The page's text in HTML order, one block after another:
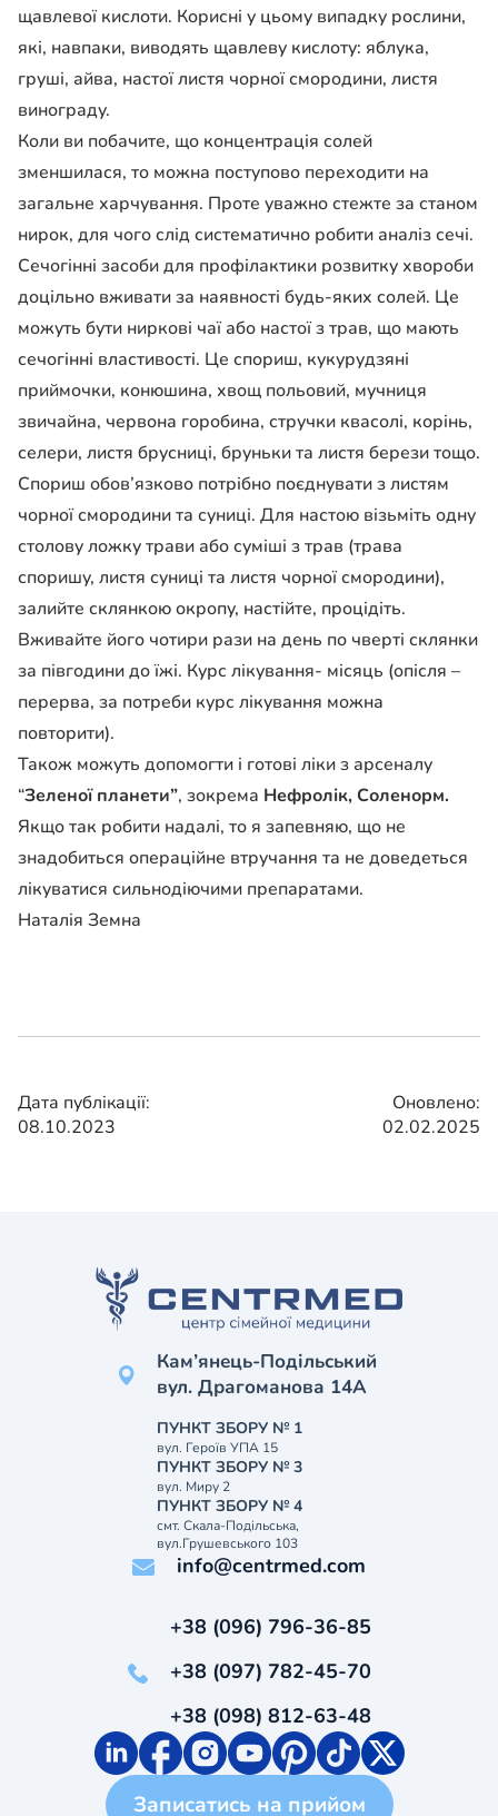
щавлевої кислоти. Корисні у цьому випадку рослини,
які, навпаки, виводять щавлеву кислоту: яблука,
груші, айва, настої листя чорної смородини, листя
винограду.
Коли ви побачите, що концентрація солей
зменшилася, то можна поступово переходити на
загальне харчування. Проте уважно стежте за станом
нирок, для чого слід систематично робити аналіз сечі.
Сечогінні засоби для профілактики розвитку хвороби
доцільно вживати за наявності будь-яких солей. Це
можуть бути ниркові чаї або настої з трав, що мають
сечогінні властивості. Це спориш, кукурудзяні
приймочки, конюшина, хвощ польовий, мучниця
звичайна, червона горобина, стручки квасолі, корінь,
селери, листя брусниці, бруньки та листя берези тощо.
Спориш обов’язково потрібно поєднувати з листям
чорної смородини та суниці. Для настою візьміть одну
столову ложку трави або суміші з трав (трава
споришу, листя суниці та листя чорної смородини),
залийте склянкою окропу, настійте, процідіть.
Вживайте його чотири рази на день по чверті склянки
за півгодини до їжі. Курс лікування- місяць (опісля –
перерва, за потреби курс лікування можна
повторити).
Також можуть допомогти і готові ліки з арсеналу
“Зеленої планети”, зокрема Нефролік, Соленорм.
Якщо так робити надалі, то я запевняю, що не
знадобиться операційне втручання та не доведеться
лікуватися сильнодіючими препаратами.
Наталія Земна
Дата публікації:
08.10.2023
Оновлено:
02.02.2025
Кам’янець-Подільський
вул. Драгоманова 14А
ПУНКТ ЗБОРУ № 1
вул. Героїв УПА 15
ПУНКТ ЗБОРУ № 3
вул. Миру 2
ПУНКТ ЗБОРУ № 4
смт. Скала-Подільська,
вул.Грушевського 103
info@centrmed.com
+38 (096) 796-36-85
+38 (097) 782-45-70
+38 (098) 812-63-48
Записатись на прийом